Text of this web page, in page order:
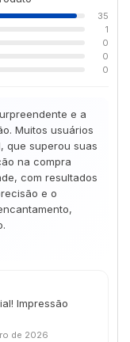
35
1
0
0
0
e a
Muitos usuários
que superou suas
na compra
com resultados
e o
Impressão
de 2026